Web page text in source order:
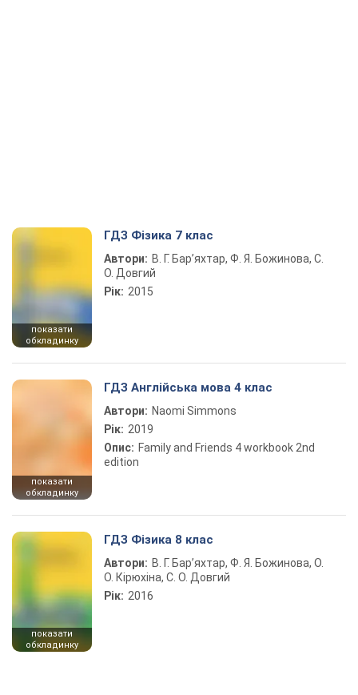
показати
обкладинку
ГДЗ Фізика 7 клас
Автори: В. Г. Бар’яхтар, Ф. Я. Божинова, С.
О. Довгий
Рік: 2015
показати
обкладинку
ГДЗ Англійська мова 4 клас
Автори: Naomi Simmons
Рік: 2019
Опис: Family and Friends 4 workbook 2nd
edition
показати
обкладинку
ГДЗ Фізика 8 клас
Автори: В. Г. Бар’яхтар, Ф. Я. Божинова, О.
О. Кірюхіна, С. О. Довгий
Рік: 2016